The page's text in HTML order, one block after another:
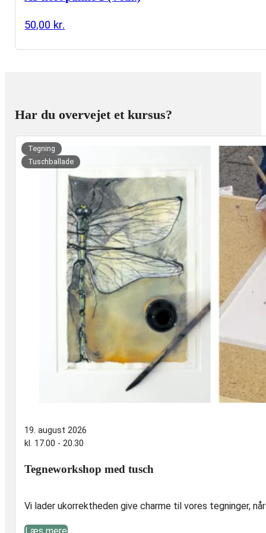
50,00 kr.
Har du overvejet et kursus?
Tegning
Tuschballade
19. august 2026
kl. 17.00 - 20.30
Tegneworkshop med tusch
Vi lader ukorrektheden give charme til vores tegninger,